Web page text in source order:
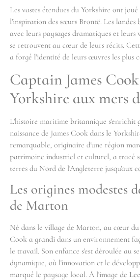
Les vastes étendues du Yorkshire ont
l'inspiration des sœurs Brontë. Les landes
avec leurs paysages dramatiques et
se retrouvent au cœur de leurs récits.
a forgé l'identité de leurs œuvres les plus
Captain James
Yorkshire aux mers
L'histoire maritime britannique s'enrichit
naissance de James Cook dans le
remarquable, originaire d'une région
patrimoine industriel et culturel, a tracé
terres du Nord de l'Angleterre jusqu'aux
Les origines modestes
de Marton
Né dans le village de Marton, au cœur du
Cook a grandi dans un environnement
le travail. Son enfance s'est déroulée au
dynamique, où l'innovation et le
marqué le paysage local. À l'image de